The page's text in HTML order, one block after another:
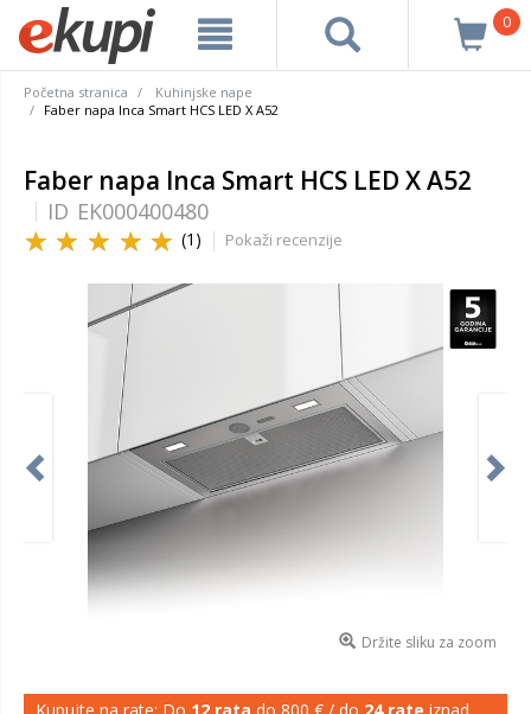
0
Početna stranica
Kuhinjske nape
Faber napa Inca Smart HCS LED X A52
Faber napa Inca Smart HCS LED X A52
ID EK000400480
(1) Pokaži recenzije
Držite sliku za zoom